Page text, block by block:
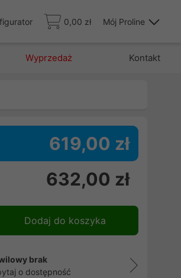
0,00 zł Mój Proline
Wyprzedaż Kontakt
619,00 zł
632,00 zł
Dodaj do koszyka
brak
o dostępność